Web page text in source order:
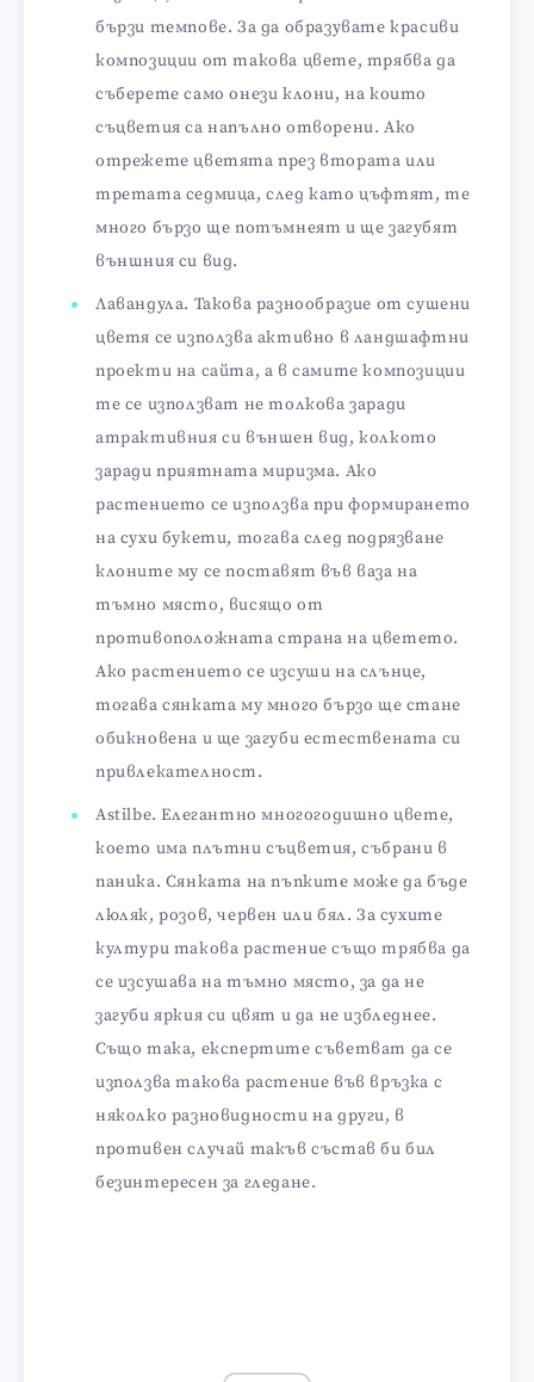
бързи темпове. За да образувате красиви
композиции от такова цвете, трябва да
съберете само онези клони, на които
съцветия са напълно отворени. Ако
отрежете цветята през втората или
третата седмица, след като цъфтят, те
много бързо ще потъмнеят и ще загубят
външния си вид.
Лавандула. Такова разнообразие от сушени
цветя се използва активно в ландшафтни
проекти на сайта, а в самите композиции
те се използват не толкова заради
атрактивния си външен вид, колкото
заради приятната миризма. Ако
растението се използва при формирането
на сухи букети, тогава след подрязване
клоните му се поставят във ваза на
тъмно място, висящо от
противоположната страна на цветето.
Ако растението се изсуши на слънце,
тогава сянката му много бързо ще стане
обикновена и ще загуби естествената си
привлекателност.
Astilbe. Елегантно многогодишно цвете,
което има плътни съцветия, събрани в
паника. Сянката на пъпките може да бъде
люляк, розов, червен или бял. За сухите
култури такова растение също трябва да
се изсушава на тъмно място, за да не
загуби яркия си цвят и да не избледнее.
Също така, експертите съветват да се
използва такова растение във връзка с
няколко разновидности на други, в
противен случай такъв състав би бил
безинтересен за гледане.